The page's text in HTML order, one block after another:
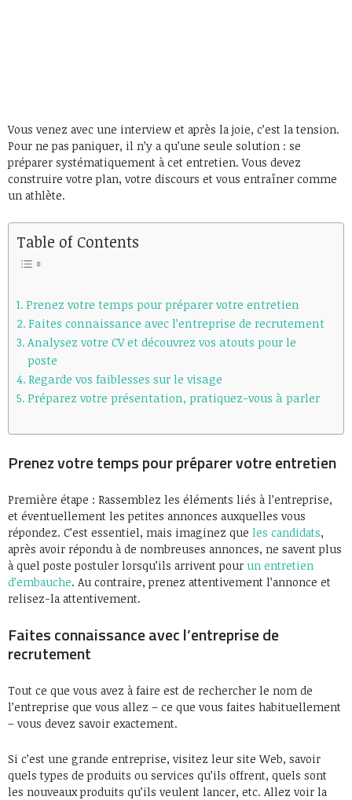
Vous venez avec une interview et après la joie, c’est la tension.
Pour ne pas paniquer, il n’y a qu’une seule solution : se
préparer systématiquement à cet entretien. Vous devez
construire votre plan, votre discours et vous entraîner comme
un athlète.
Table of Contents
Prenez votre temps pour préparer votre entretien
Faites connaissance avec l’entreprise de recrutement
Analysez votre CV et découvrez vos atouts pour le
poste
Regarde vos faiblesses sur le visage
Préparez votre présentation, pratiquez-vous à parler
Prenez votre temps pour préparer votre entretien
Première étape : Rassemblez les éléments liés à l’entreprise,
et éventuellement les petites annonces auxquelles vous
répondez. C’est essentiel, mais imaginez que les candidats,
après avoir répondu à de nombreuses annonces, ne savent plus
à quel poste postuler lorsqu’ils arrivent pour un entretien
d’embauche. Au contraire, prenez attentivement l’annonce et
relisez-la attentivement.
Faites connaissance avec l’entreprise de
recrutement
Tout ce que vous avez à faire est de rechercher le nom de
l’entreprise que vous allez – ce que vous faites habituellement
– vous devez savoir exactement.
Si c’est une grande entreprise, visitez leur site Web, savoir
quels types de produits ou services qu’ils offrent, quels sont
les nouveaux produits qu’ils veulent lancer, etc. Allez voir la